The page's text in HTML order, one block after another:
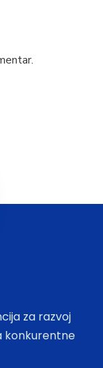
za razvoj
konkurentne